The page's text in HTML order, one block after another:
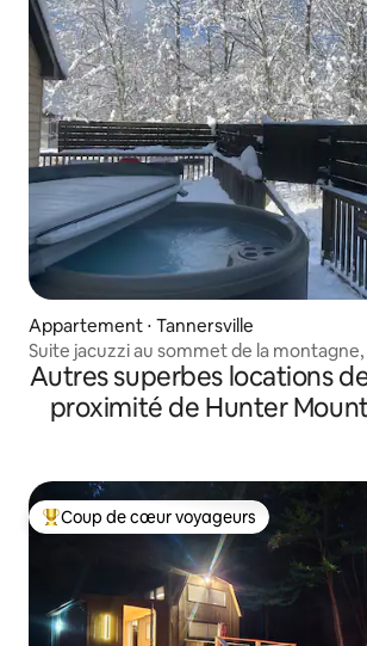
Appartement ⋅ Tannersville
Suite jacuzzi au sommet de la
chutes à 5 min
Autres superbes locations
proximité de Hunter
Coups de cœur voyageurs les plus
Coup de cœur voyageurs